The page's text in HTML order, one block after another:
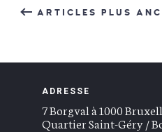
ARTICLES PLUS
ADRESSE
7 Borgval à 1000
Quartier Saint-Géry /